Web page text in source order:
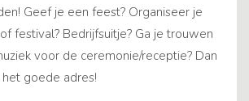
Geef je een feest? Organiseer je
festival? Bedrijfsuitje? Ga je trouwen
voor de ceremonie/receptie? Dan
het goede adres!